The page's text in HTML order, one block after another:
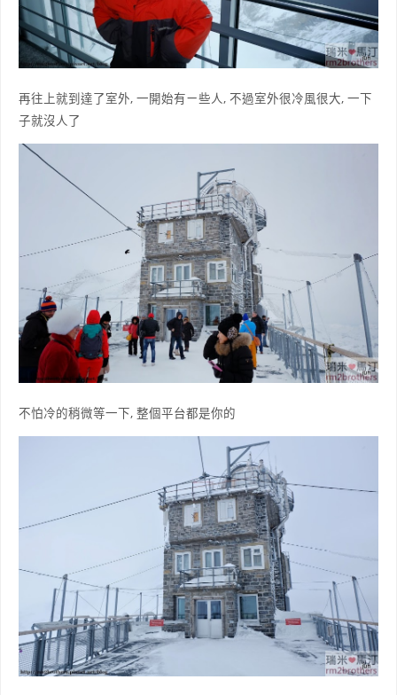
再往上就到達了室外, 一開始有ㄧ些人, 不過室外很冷風很大, 一下
子就沒人了
不怕冷的稍微等一下, 整個平台都是你的